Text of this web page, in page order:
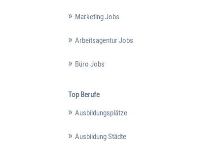
Marketing Jobs
Arbeitsagentur Jobs
Büro Jobs
Top Berufe
Ausbildungsplätze
Ausbildung Städte